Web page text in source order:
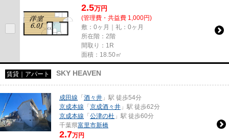
2.5万円
(管理費・共益費 1,000円)
敷：0ヶ月｜礼：0ヶ月
所在階：2階
間取り：1R
面積：18.50㎡
賃貸｜アパート SKY HEAVEN
成田線 「酒々井 」駅 徒歩54分
京成本線 「京成酒々井 」駅 徒歩62分
京成本線 「公津の杜 」駅 徒歩60分
千葉県富里市新橋
2.7万円